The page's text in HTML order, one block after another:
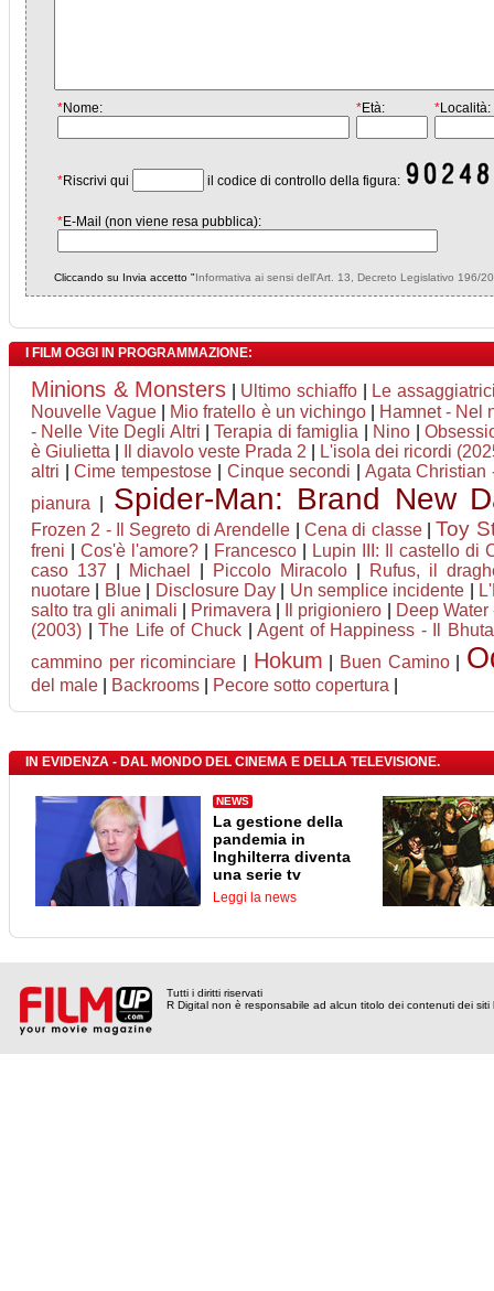
*Nome: *Età: *Località:
*Riscrivi qui il codice di controllo della figura:
*E-Mail (non viene resa pubblica):
Cliccando su Invia accetto "Informativa ai sensi dell'Art. 13, Decreto Legislativo 196/
I FILM OGGI IN PROGRAMMAZIONE:
Minions & Monsters Ultimo schiaffo
Le
Nouvelle Vague
Mio fratello è un vichingo|
Hamnet - Nel
- Nelle Vite Degli Altri |Terapia di famiglia Nino
è Giulietta
Il diavolo veste Prada 2
L'isola dei ricordi
altri |Cime tempestose Cinque secondi
Agata Christian
pianura
Spider-Man: Brand New
Frozen 2 - Il Segreto di Arendelle Cena di classe|Toy
freni Cos'è l'amore? Francesco
Lupin III: Il castello di
caso 137
Michael Piccolo Miracolo
Rufus, il
nuotare
Blue| Disclosure Day| Un semplice incidente
salto tra gli animali
Primavera Il prigioniero
Deep
(2003) |The Life of Chuck|Agent of Happiness - Il
cammino per ricominciare
Hokum Buen Camino|
del male Backrooms Pecore sotto copertura
IN EVIDENZA - DAL MONDO DEL CINEMA E DELLA TELEVISIONE.
NEWS
La gestione della
pandemia in
Inghilterra diventa
una serie tv
Leggi la news
Tutti i diritti riservati
R Digital non è responsabile ad alcun titolo dei contenuti dei siti